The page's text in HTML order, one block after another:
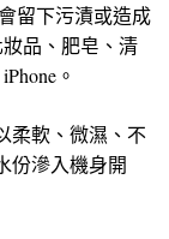
留下污漬或造成
品、肥皂、清
。
柔軟、微濕、不
份滲入機身開